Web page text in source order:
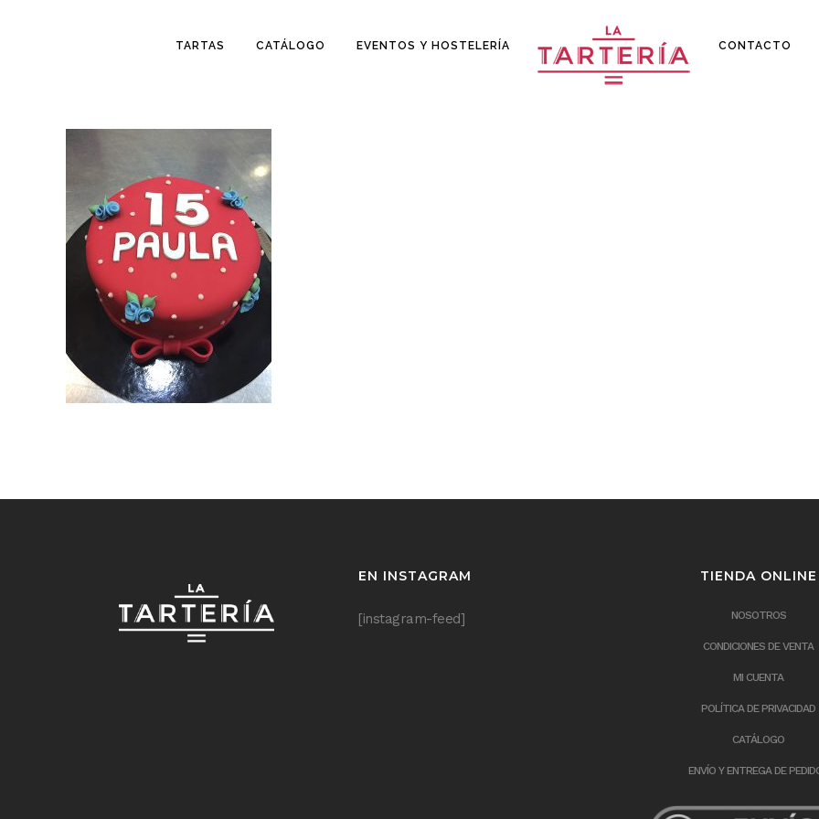
TARTAS CATÁLOGO EVENTOS Y HOSTELERÍA CONTACTO
EN INSTAGRAM
[instagram-feed]
TIENDA ONLINE
NOSOTROS
CONDICIONES DE VENTA
MI CUENTA
POLÍTICA DE PRIVACIDAD
CATÁLOGO
ENVÍO Y ENTREGA DE